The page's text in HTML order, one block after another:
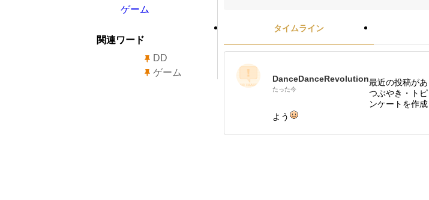
タイムライン
DanceDanceRevolution
たった今
最近の投稿が
つぶやき・ト
ンケートを作
よう
ゲーム
関連ワード
DD
ゲーム